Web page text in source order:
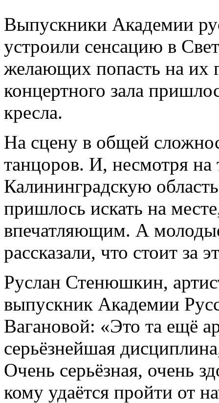
Выпускники Академии
устроили сенсацию в
желающих попасть на их
концертного зала
кресла.
На сцену в общей
танцоров. И, несмотря на
Калининградскую
пришлось искать на
впечатляющим. А
рассказали, что стоит за
Руслан Стенюшкин,
выпускник Академии
Вагановой: «Это та ещё
серьёзнейшая
Очень серьёзная, очень
кому удаётся пройти от